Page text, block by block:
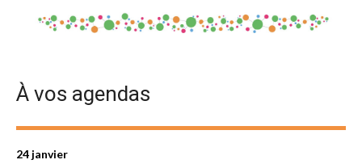
À vos agendas
24 janvier